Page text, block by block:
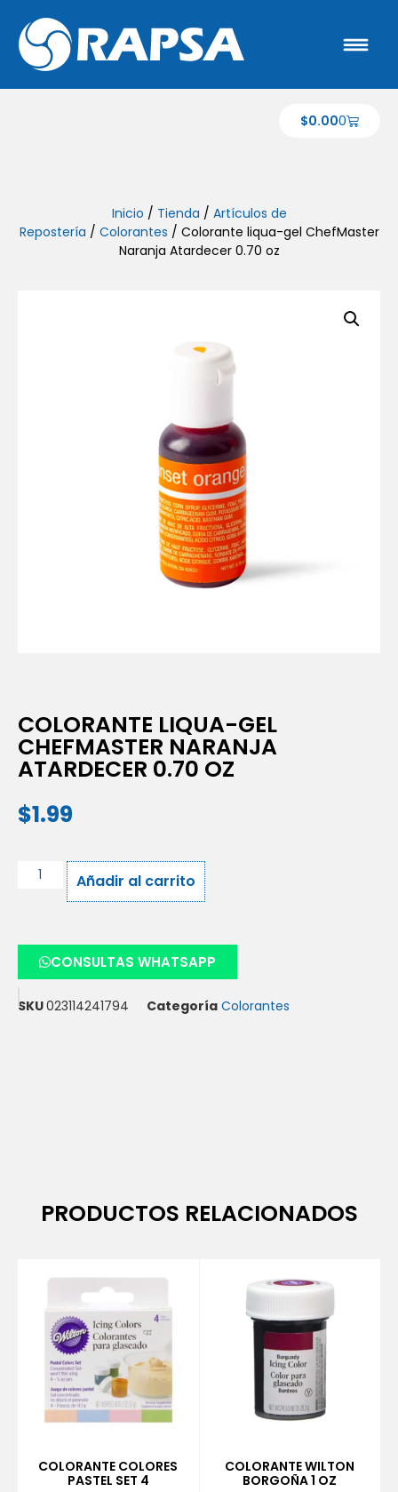
$0.000
Inicio / Tienda / Artículos de
Repostería / Colorantes / Colorante liqua-gel ChefMaster
Naranja Atardecer 0.70 oz
COLORANTE LIQUA-GEL
CHEFMASTER NARANJA
ATARDECER 0.70 OZ
$1.99
Añadir al carrito
CONSULTAS WHATSAPP
SKU023114241794 Categoría Colorantes
PRODUCTOS RELACIONADOS
COLORANTE COLORES
PASTEL SET 4
COLORANTE WILTON
BORGOÑA 1 OZ